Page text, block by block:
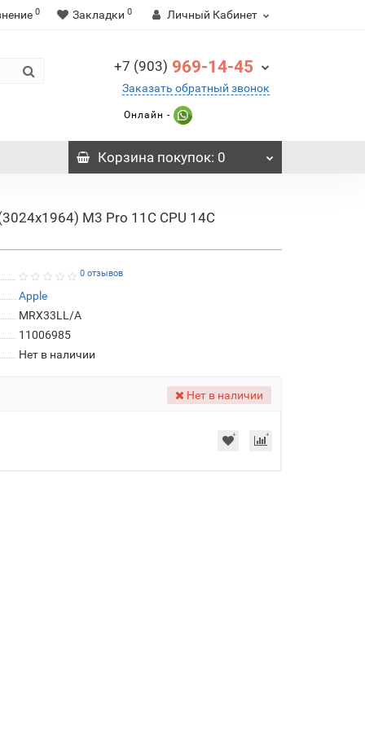
0 Закладки 0 Личный Кабинет
+7 (903) 969-14-45
Заказать обратный звонок
Онлайн -
Корзинапокупок: 0
M3 Pro 11C CPU 14C
0 отзывов
Apple
MRX33LL/A
11006985
Нет в наличии
Нет в наличии